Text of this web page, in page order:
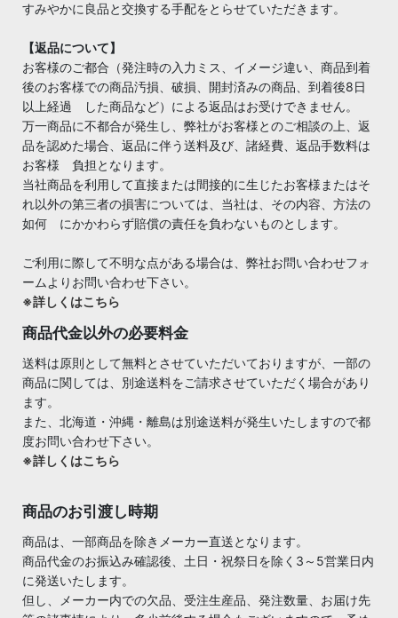
すみやかに良品と交換する手配をとらせていただきます。
【返品について】
お客様のご都合（発注時の入力ミス、イメージ違い、商品到着
後のお客様での商品汚損、破損、開封済みの商品、到着後8日
以上経過 した商品など）による返品はお受けできません。
万一商品に不都合が発生し、弊社がお客様とのご相談の上、返
品を認めた場合、返品に伴う送料及び、諸経費、返品手数料は
お客様 負担となります。
当社商品を利用して直接または間接的に生じたお客様またはそ
れ以外の第三者の損害については、当社は、その内容、方法の
如何 にかかわらず賠償の責任を負わないものとします。
ご利用に際して不明な点がある場合は、弊社お問い合わせフォ
ームよりお問い合わせ下さい。
※詳しくはこちら
商品代金以外の必要料金
送料は原則として無料とさせていただいておりますが、一部の
商品に関しては、別途送料をご請求させていただく場合があり
ます。
また、北海道・沖縄・離島は別途送料が発生いたしますので都
度お問い合わせ下さい。
※詳しくはこちら
商品のお引渡し時期
商品は、一部商品を除きメーカー直送となります。
商品代金のお振込み確認後、土日・祝祭日を除く3～5営業日内
に発送いたします。
但し、メーカー内での欠品、受注生産品、発注数量、お届け先